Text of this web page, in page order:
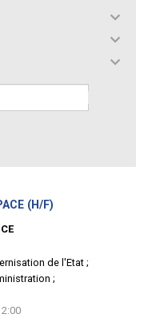
(H/F)
de l'Etat ;
;